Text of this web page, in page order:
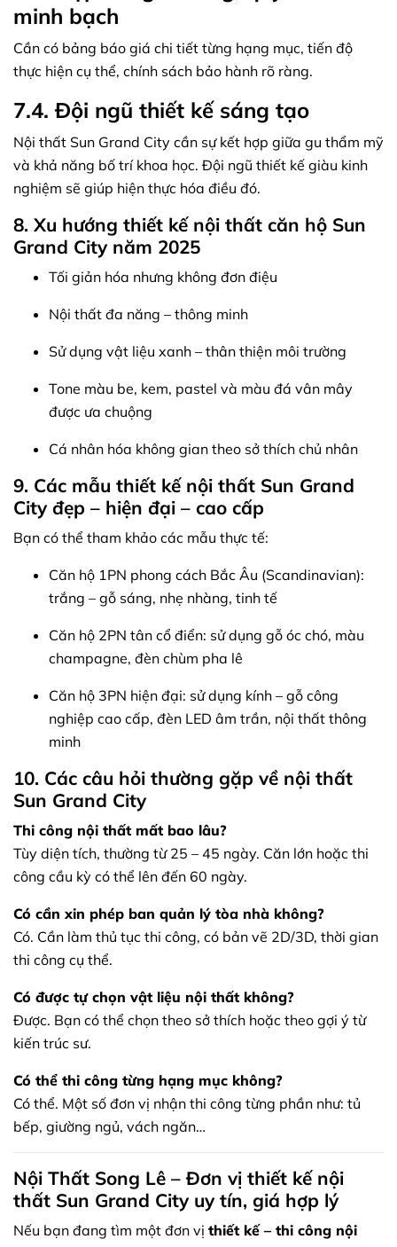
minh bạch
Cần có bảng báo giá chi tiết từng hạng mục, tiến độ
thực hiện cụ thể, chính sách bảo hành rõ ràng.
7.4. Đội ngũ thiết kế sáng tạo
Nội thất Sun Grand City cần sự kết hợp giữa gu thẩm mỹ
và khả năng bố trí khoa học. Đội ngũ thiết kế giàu kinh
nghiệm sẽ giúp hiện thực hóa điều đó.
8. Xu hướng thiết kế nội thất căn hộ Sun
Grand City năm 2025
Tối giản hóa nhưng không đơn điệu
Nội thất đa năng – thông minh
Sử dụng vật liệu xanh – thân thiện môi trường
Tone màu be, kem, pastel và màu đá vân mây
được ưa chuộng
Cá nhân hóa không gian theo sở thích chủ nhân
9. Các mẫu thiết kế nội thất Sun Grand
City đẹp – hiện đại – cao cấp
Bạn có thể tham khảo các mẫu thực tế:
Căn hộ 1PN phong cách Bắc Âu (Scandinavian):
trắng – gỗ sáng, nhẹ nhàng, tinh tế
Căn hộ 2PN tân cổ điển: sử dụng gỗ óc chó, màu
champagne, đèn chùm pha lê
Căn hộ 3PN hiện đại: sử dụng kính – gỗ công
nghiệp cao cấp, đèn LED âm trần, nội thất thông
minh
10. Các câu hỏi thường gặp về nội thất
Sun Grand City
Thi công nội thất mất bao lâu?
Tùy diện tích, thường từ 25 – 45 ngày. Căn lớn hoặc thi
công cầu kỳ có thể lên đến 60 ngày.
Có cần xin phép ban quản lý tòa nhà không?
Có. Cần làm thủ tục thi công, có bản vẽ 2D/3D, thời gian
thi công cụ thể.
Có được tự chọn vật liệu nội thất không?
Được. Bạn có thể chọn theo sở thích hoặc theo gợi ý từ
kiến trúc sư.
Có thể thi công từng hạng mục không?
Có thể. Một số đơn vị nhận thi công từng phần như: tủ
bếp, giường ngủ, vách ngăn…
Nội Thất Song Lê – Đơn vị thiết kế nội
thất Sun Grand City uy tín, giá hợp lý
Nếu bạn đang tìm một đơn vị thiết kế – thi công nội